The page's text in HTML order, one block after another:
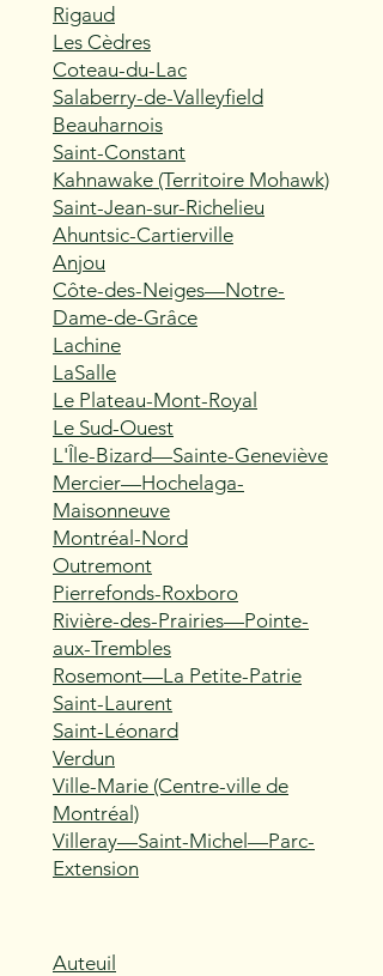
Rigaud
Les Cèdres
Coteau-du-Lac
Salaberry-de-Valleyfield
Beauharnois
Saint-Constant
Kahnawake (Territoire Mohawk)
Saint-Jean-sur-Richelieu
Ahuntsic-Cartierville
Anjou
Côte-des-Neiges—Notre-
Dame-de-Grâce
Lachine
LaSalle
Le Plateau-Mont-Royal
Le Sud-Ouest
L'Île-Bizard—Sainte-Geneviève
Mercier—Hochelaga-
Maisonneuve
Montréal-Nord
Outremont
Pierrefonds-Roxboro
Rivière-des-Prairies—Pointe-
aux-Trembles
Rosemont—La Petite-Patrie
Saint-Laurent
Saint-Léonard
Verdun
Ville-Marie (Centre-ville de
Montréal)
Villeray—Saint-Michel—Parc-
Extension
Auteuil